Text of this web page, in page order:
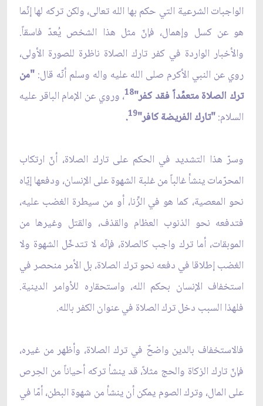
الواجبات الشرعية التي حكم بها الله تعالى، ولكن تركه لها إنّما
هو عن كسل وإهمال، فإنّ مثل هذا الشخص يُعدّ فاسقاً.
والأخبار الواردة في كفر تارك الصلاة ناظرة للصورة الأولى،
روي عن النبي الأكرم صلى الله عليه واله وسلم أنّه قال: "من
ترك الصلاة متعمِّداً فقد كفر"18، وروي عن الإمام الباقر عليه
السلام:"تارك الفريضة كافر"19
.
وسرّ هذا التشديد في الحكم على تارك الصلاة، أنّ ارتكاب
المحرّمات ينشأ غالباً من غلبة الشهوة على الإنسان، ودفعها إيّاه
نحو المعصية، كما هو في الزِّنا، أو من سيطرة الغضب عليه،
فتدفعه نحو الذنوب العظام والقذف، والقتل وغيرها من
الموبقات، أما ترك واجب كالصلاة، فإنّه لا تتدخّل الشهوة ولا
الغضب إطلاقا في دفعه نحو ترك الصلاة، بل الأمر منحصر في
استخفاف الإنسان بحكم الله، واستحقاره للأوامر الدينية.
فلهذا السبب دخل ترك الصلاة في عنوان الكفر بالله.
فالاستخفاف بالدين واضحٌ في ترك الصلاة، وأظهر من غيره،
فإنّ تارك الزكاة والحج مثلاً، قد ينشأ تركه أحياناً من الحِرص
على المال، وترك الصوم يمكن أن ينشأ من شهوة البطن، أمّا في